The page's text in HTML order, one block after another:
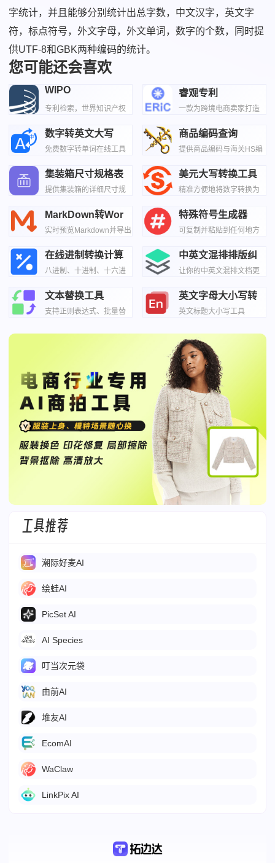
字统计，并且能够分别统计出总字数，中文汉字，英文字
符，标点符号，外文字母，外文单词，数字的个数，同时提
供UTF-8和GBK两种编码的统计。
您可能还会喜欢
WIPO
专利检索，世界知识产权
睿观专利
一款为跨境电商卖家打造
数字转英文大写
免费数字转单词在线工具
商品编码查询
提供商品编码与海关HS编
集装箱尺寸规格表
提供集装箱的详细尺寸规
美元大写转换工具
精准方便地将数字转换为
MarkDown转Wor
实时预览Markdown并导出
特殊符号生成器
可复制并粘贴到任何地方
在线进制转换计算
器
八进制、十进制、十六进
中英文混排排版纠
正器
让你的中英文混排文档更
文本替换工具
支持正则表达式、批量替
英文字母大小写转
换
英文标题大小写工具
工具推荐
潮际好麦AI
绘蛙AI
PicSet AI
AI Species
叮当次元袋
由前AI
堆友AI
EcomAI
WaClaw
LinkPix AI